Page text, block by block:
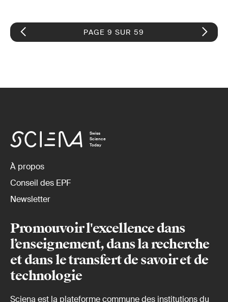
PAGE 9 SUR 59
Swiss
Science
Today
À propos
Conseil des EPF
Newsletter
Promouvoir l'excellence dans
l’enseignement, dans la recherche
et dans le transfert de savoir et de
technologie
Sciena est la plateforme commune des institutions du